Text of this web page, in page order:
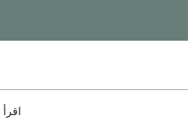
اقرأ